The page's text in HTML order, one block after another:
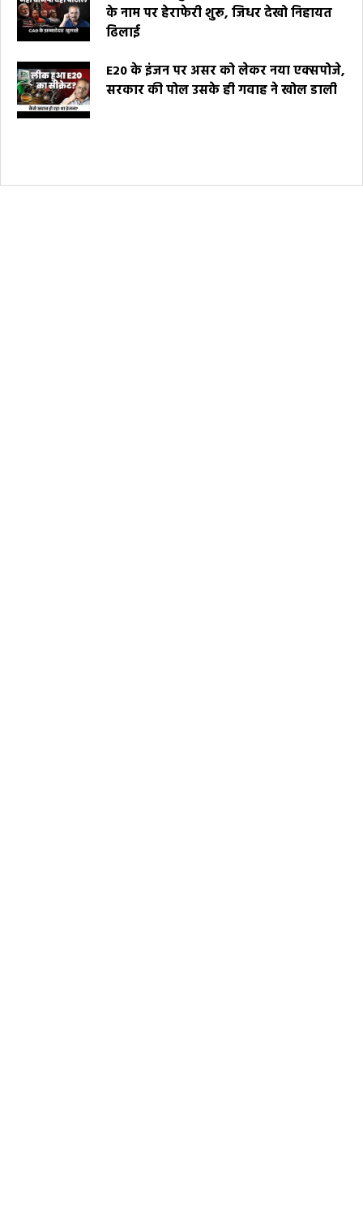
के नाम पर हेराफेरी शुरू, जिधर देखो निहायत
ढिलाई
E20 के इंजन पर असर को लेकर नया एक्सपोजे,
सरकार की पोल उसके ही गवाह ने खोल डाली